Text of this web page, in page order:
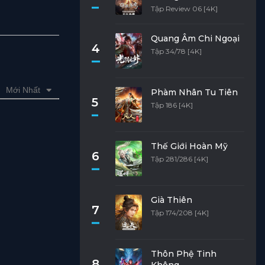
Mới Nhất
Tập Review 06 [4K]
4
Quang Âm Chi Ngoại
Tập 34/78 [4K]
5
Phàm Nhân Tu Tiên
Tập 186 [4K]
6
Thế Giới Hoàn Mỹ
Tập 281/286 [4K]
7
Già Thiên
Tập 174/208 [4K]
Thôn Phệ Tinh